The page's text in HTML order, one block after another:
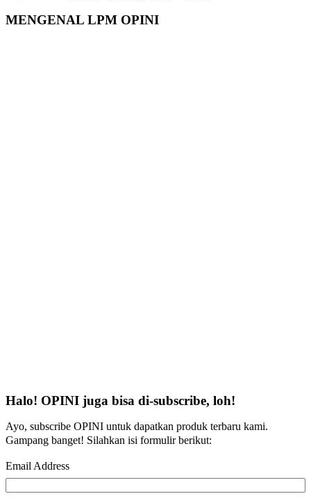
MENGENAL LPM OPINI
Halo! OPINI juga bisa di-subscribe, loh!
Ayo, subscribe OPINI untuk dapatkan produk terbaru kami.
Gampang banget! Silahkan isi formulir berikut:
Email Address